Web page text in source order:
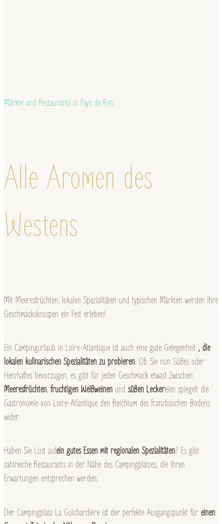
Märkte und Restaurants in Pays de Retz
Alle Aromen des
Westens
Mit Meeresfrüchten, lokalen Spezialitäten und typischen Märkten werden Ihre
Geschmacksknospen ein Fest erleben!
Ein Campingurlaub in Loire-Atlantique ist auch eine gute Gelegenheit , die
lokalen kulinarischen Spezialitäten zu probieren. Ob Sie nun Süßes oder
Herzhaftes bevorzugen, es gibt für jeden Geschmack etwas! Zwischen
Meeresfrüchten, fruchtigen Weißweinen und süßen Leckereien spiegelt die
Gastronomie von Loire-Atlantique den Reichtum des französischen Bodens
wider.
Haben Sie Lust aufein gutes Essen mit regionalen Spezialitäten? Es gibt
zahlreiche Restaurants in der Nähe des Campingplatzes, die Ihren
Erwartungen entsprechen werden.
Der Campingplatz La Guichardière ist der perfekte Ausgangspunkt für einen